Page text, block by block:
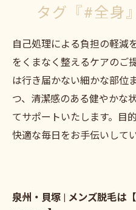
タグ『#全身
自己処理による負担の軽減
をくまなく整えるケアのご
は行き届かない細かな部位
つ、清潔感のある健やかな
てサポートいたします。目
快適な毎日をお手伝いしてい
泉州・貝塚 | メンズ脱毛は